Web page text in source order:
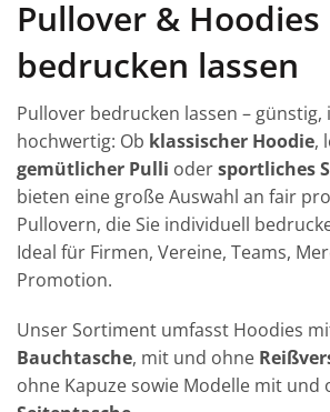
Pullover & Hoodies
bedrucken lassen
Pullover bedrucken lassen –
hochwertig: Ob klassischer Hoodie,
gemütlicher Pulli odersportliches
bieten eine große Auswahl an fair
Pullovern, die Sie individuell
Ideal für Firmen, Vereine, Teams,
Promotion.
Unser Sortiment umfasst Hoodies
Bauchtasche, mit und ohne
ohne Kapuze sowie Modelle mit und